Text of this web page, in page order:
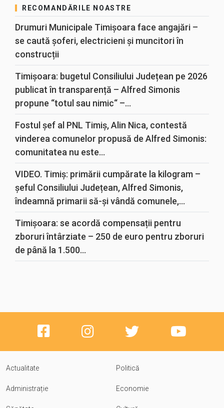
RECOMANDĂRILE NOASTRE
Drumuri Municipale Timișoara face angajări –
se caută șoferi, electricieni și muncitori în
construcții
Timișoara: bugetul Consiliului Județean pe 2026
publicat în transparență – Alfred Simonis
propune “totul sau nimic“ –...
Fostul șef al PNL Timiș, Alin Nica, contestă
vinderea comunelor propusă de Alfred Simonis:
comunitatea nu este...
VIDEO. Timiș: primării cumpărate la kilogram –
șeful Consiliului Județean, Alfred Simonis,
îndeamnă primarii să-și vândă comunele,...
Timișoara: se acordă compensații pentru
zboruri întârziate – 250 de euro pentru zboruri
de până la 1.500...
Actualitate Politică
Administrație Economie